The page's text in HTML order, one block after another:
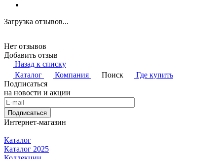
Загрузка отзывов...
Нет отзывов
Добавить отзыв
Назад к списку
Каталог
Компания Поиск
Где купить
Подписаться
на новости и акции
Подписаться
Интернет-магазин
Каталог
Каталог 2025